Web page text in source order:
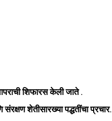
शिफारस केली जाते .
शेतीसारख्या पद्धतींचा प्रचार.